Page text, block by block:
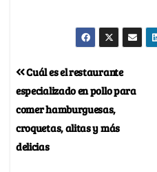
Cuál es el restaurante
especializado en pollo para
comer hamburguesas,
croquetas, alitas y más
delicias